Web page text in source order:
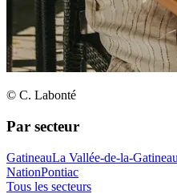
© C. Labonté
Par secteur
GatineauLa Vallée-de-la-Gatineau
NationPontiac
Tous les secteurs